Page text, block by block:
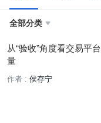
全部分类 
从“验收”角度看交易平
量
作者 : 侯存宁